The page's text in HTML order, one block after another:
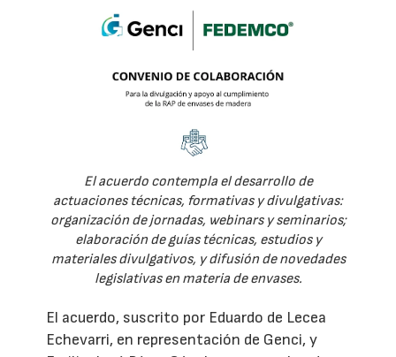
El acuerdo contempla el desarrollo de
actuaciones técnicas, formativas y divulgativas:
organización de jornadas, webinars y seminarios;
elaboración de guías técnicas, estudios y
materiales divulgativos, y difusión de novedades
legislativas en materia de envases.
El acuerdo, suscrito por Eduardo de Lecea
Echevarri, en representación de Genci, y